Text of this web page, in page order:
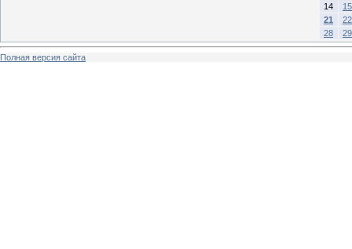
14
15
21
22
28
29
Полная версия сайта